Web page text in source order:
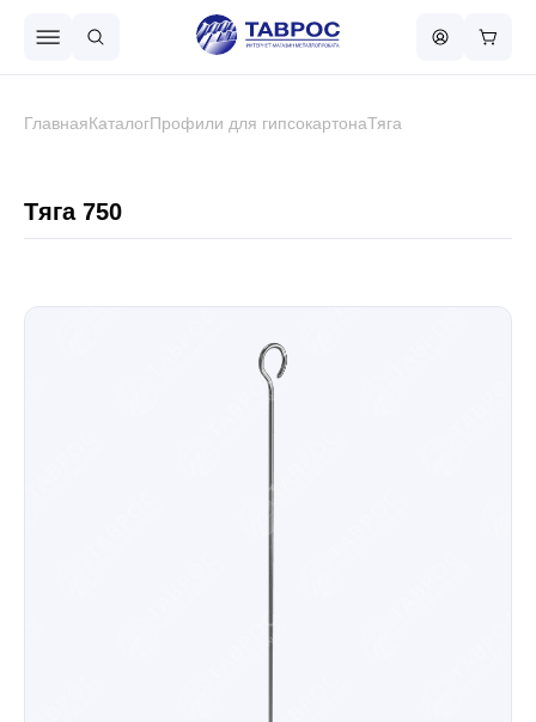
Металлический штакетник
ГлавнаяКаталогПрофили для гипсокартонаТяга
Тяга 750